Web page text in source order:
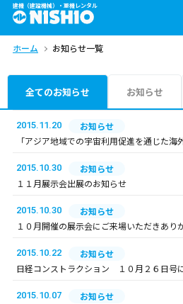
建機（建設機械）・重機レンタル
商品一覧
問合せ依頼リスト
エリア情報を見
ホーム お知らせ一覧
全てのお知らせ お知らせ
2015.11.20
お知らせ
「アジア地域での宇宙利用促進を通じた
2015.10.30
お知らせ
１１月展示会出展のお知らせ
2015.10.30
お知らせ
１０月開催の展示会にご来場いただきあり
2015.10.22
お知らせ
日経コンストラクション １０月２６日号
2015.10.07
お知らせ